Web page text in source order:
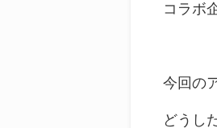
コラボ
今回の
どうし